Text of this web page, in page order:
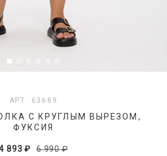
АРТ. 63689
С КРУГЛЫМ ВЫРЕЗОМ,
ФУКСИЯ
893 ₽ 6 990 ₽